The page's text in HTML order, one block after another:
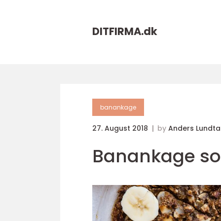
DITFIRMA.dk
banankage
27. August 2018 by Anders
Banankage